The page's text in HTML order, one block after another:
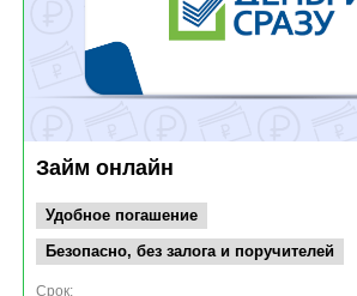
Займ онлайн
Удобное погашение
Безопасно, без залога и поручителей
Срок: